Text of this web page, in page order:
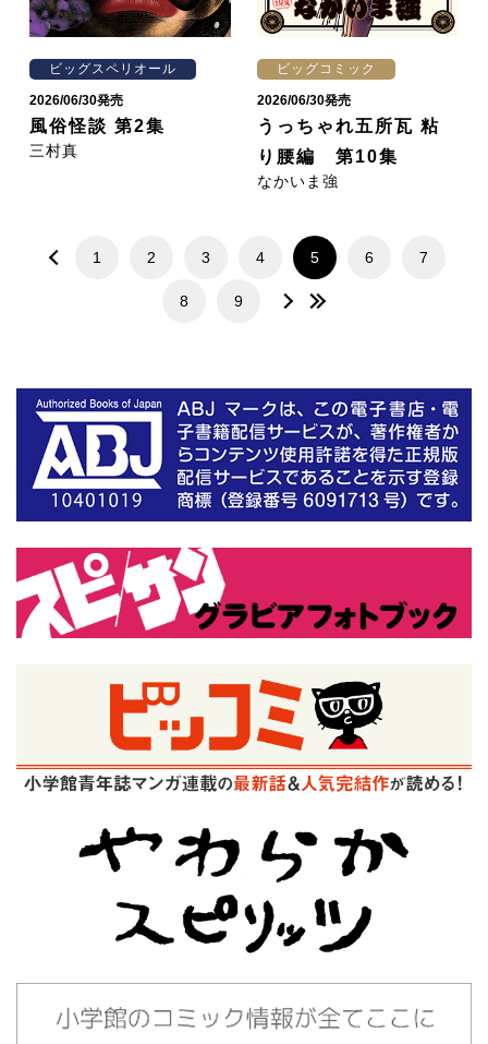
ビッグスペリオール
2026/06/30発売
風俗怪談 第2集
三村真
ビッグコミック
2026/06/30発売
うっちゃれ五所瓦 粘
り腰編 第10集
なかいま強
1 2 3 4 5 6 7
8 9